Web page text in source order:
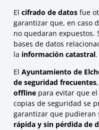
El cifrado de datosfue
garantizar que, en caso
no quedaran expuestos.
bases de datos
la información catastral.
El Ayuntamiento de
de seguridad frecuentes
offlinepara evitar que el
copias de seguridad se
garantizar que pudieran
rápida y sin pérdida de